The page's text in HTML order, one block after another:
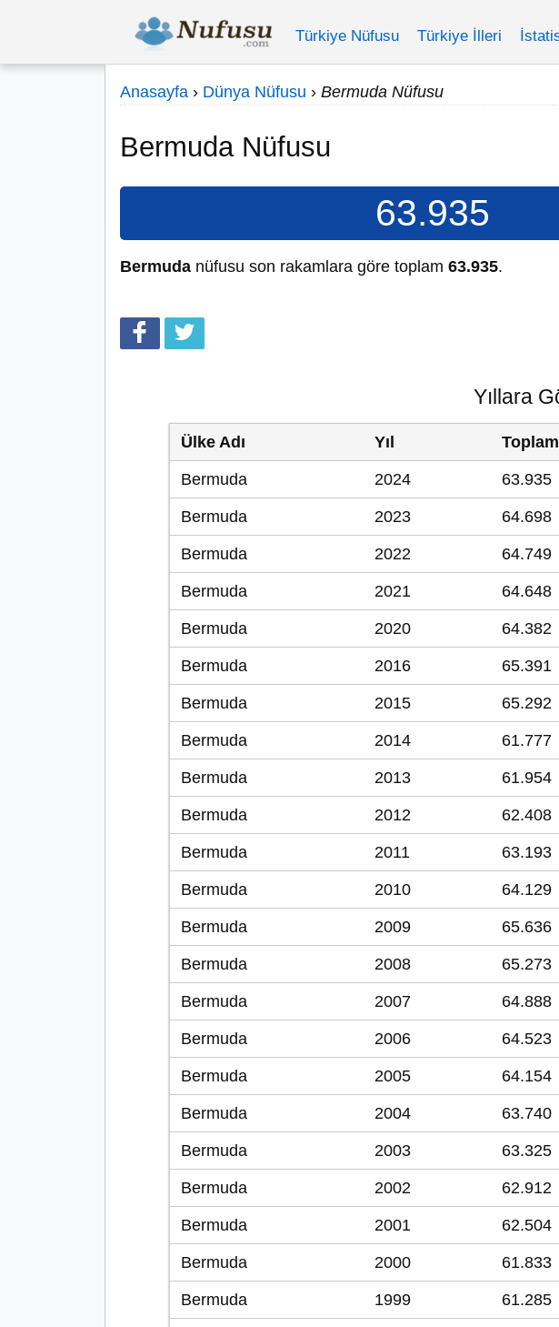
Türkiye Nüfusu Türkiye İlleri
Anasayfa › Dünya Nüfusu › Bermuda Nüfusu
Bermuda Nüfusu
63.935
Bermuda nüfusu son rakamlara göre toplam 63.935.
Yıllara
Ülke Adı Yıl
Bermuda 2024 63.935
Bermuda 2023 64.698
Bermuda 2022 64.749
Bermuda 2021 64.648
Bermuda 2020 64.382
Bermuda 2016 65.391
Bermuda 2015 65.292
Bermuda 2014 61.777
Bermuda 2013 61.954
Bermuda 2012 62.408
Bermuda 2011 63.193
Bermuda 2010 64.129
Bermuda 2009 65.636
Bermuda 2008 65.273
Bermuda 2007 64.888
Bermuda 2006 64.523
Bermuda 2005 64.154
Bermuda 2004 63.740
Bermuda 2003 63.325
Bermuda 2002 62.912
Bermuda 2001 62.504
Bermuda 2000 61.833
Bermuda 1999 61.285